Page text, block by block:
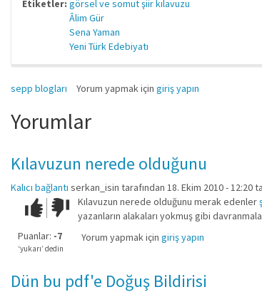
Etiketler: görsel ve somut şiir kılavuzu
Âlim Gür
Sena Yaman
Yeni Türk Edebiyatı
sepp blogları Yorum yapmak için giriş yapın
Yorumlar
Kılavuzun nerede olduğunu
Kalıcı bağlantı serkan_isin tarafından 18. Ekim 2010 - 12:20
Çok iyi!O
kadar
iyi
değil!
Puanlar: -7
‘yukarı’ dedin
Kılavuzun nerede olduğunu merak edenler
yazanların alakaları yokmuş gibi
Yorum yapmak için giriş yapın
Dün bu pdf'e Doğuş Bildirisi